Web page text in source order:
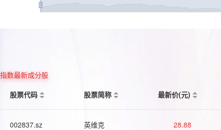
指数最新成分股
股票代码
股票简称 最新价(元)
002837.sz 英维克 28.88